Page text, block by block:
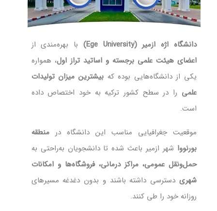
دانشگاه اژه ازمیر (Ege University)
با بهره‌مندی از
اعضای هیئت علمی برجسته و اساتید تراز اول، همواره
یکی از دانشگاه‌هایی بوده کهبیشترین میزان تولیدات
علمی را در سطح کشور ترکیه به خود اختصاص داده
است.
موقعیت جغرافیایی مناسب این دانشگاه درمنطقه
بورنووا شهر ازمیر باعث شده تا دانشجویان به‌راحتی به
حمل‌ونقل عمومی، مراکز درمانی، فروشگاه‌ها و امکانات
شهری دسترسی داشته باشند و بدون دغدغه مسیرهای
روزانه خود را طی کنند.